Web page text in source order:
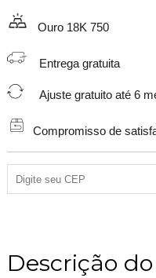
Ouro 18K 750
Entrega gratuita
Ajuste gratuito até 6
Compromisso de
Descrição